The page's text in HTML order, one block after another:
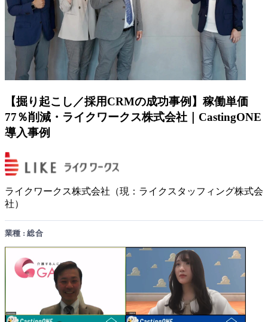
【掘り起こし／採用CRMの成功事例】稼働単価
77％削減・ライクワークス株式会社｜CastingONE
導入事例
ライクワークス株式会社（現：ライクスタッフィング株式会
社）
業種 : 総合